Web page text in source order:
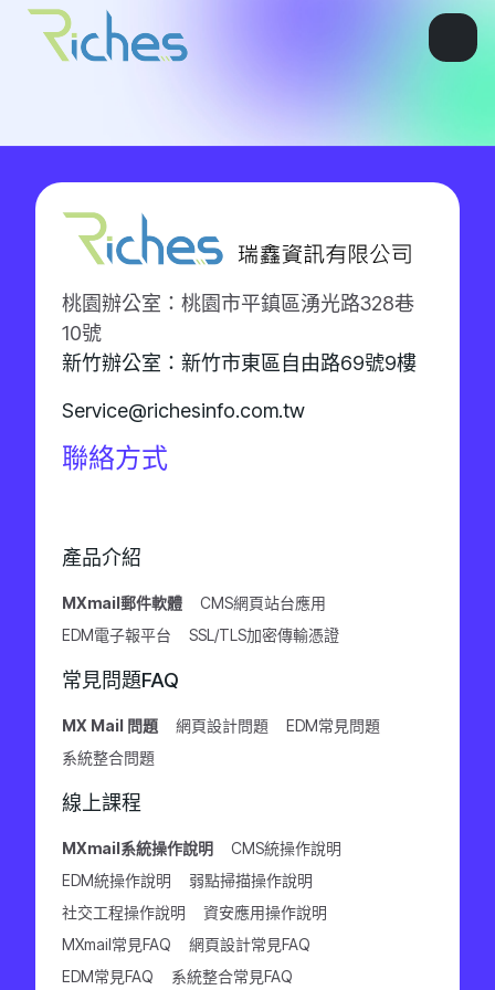
桃園辦公室：桃園市平鎮區湧光路328巷
10號
新竹辦公室：新竹市東區自由路69號9樓
Service@richesinfo.com.tw
聯絡方式
產品介紹
MXmail郵件軟體
CMS網頁站台應用
EDM電子報平台
SSL/TLS加密傳輸憑證
常見問題FAQ
MX Mail 問題 網頁設計問題
EDM常見問題
系統整合問題
線上課程
MXmail系統操作說明
CMS統操作說明
EDM統操作說明
弱點掃描操作說明
社交工程操作說明
資安應用操作說明
MXmail常見FAQ
網頁設計常見FAQ
EDM常見FAQ
系統整合常見FAQ